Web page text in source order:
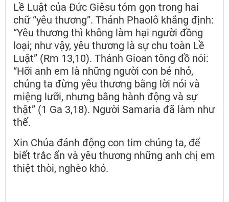
Lề Luật của Đức Giêsu tóm gọn trong hai
chữ “yêu thương”. Thánh Phaolô khẳng định:
“Yêu thương thì không làm hại người đồng
loại; như vậy, yêu thương là sự chu toàn Lề
Luật” (Rm 13,10). Thánh Gioan tông đồ nói:
“Hỡi anh em là những người con bé nhỏ,
chúng ta đừng yêu thương bằng lời nói và
miệng lưỡi, nhưng bằng hành động và sự
thật” (1 Ga 3,18). Người Samaria đã làm như
thế.
Xin Chúa đánh động con tim chúng ta, để
biết trắc ẩn và yêu thương những anh chị em
thiệt thòi, nghèo khó.